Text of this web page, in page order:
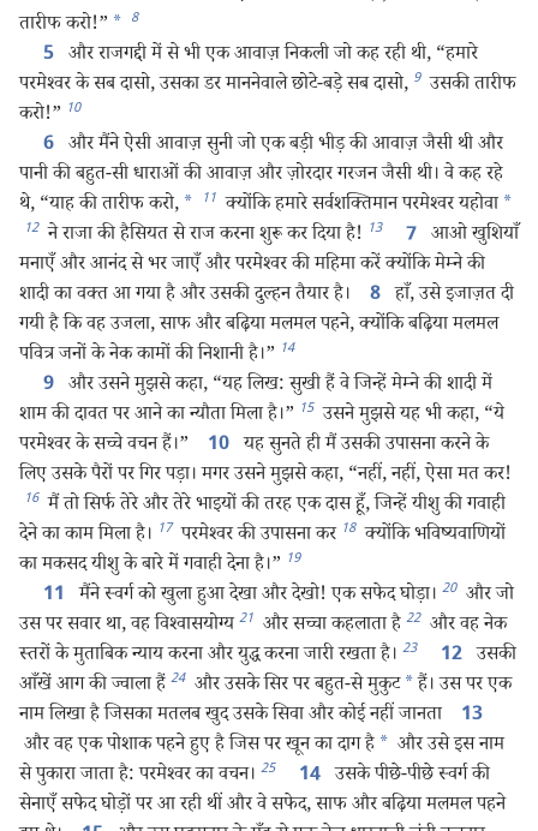
तारीफ करो!” * 8
5 और राजगद्दी में से भी एक आवाज़ निकली जो कह रही थी, “हमारे
परमेश्‍वर के सब दासो, उसका डर माननेवाले छोटे-बड़े सब दासो, 9 उसकी तारीफ
करो!” 10
6 और मैंने ऐसी आवाज़ सुनी जो एक बड़ी भीड़ की आवाज़ जैसी थी और
पानी की बहुत-सी धाराओं की आवाज़ और ज़ोरदार गरजन जैसी थी। वे कह रहे
थे, “याह की तारीफ करो, * 11 क्योंकि हमारे सर्वशक्‍तिमान परमेश्‍वर यहोवा *
12 ने राजा की हैसियत से राज करना शुरू कर दिया है! 13 7 आओ खुशियाँ
मनाएँ और आनंद से भर जाएँ और परमेश्‍वर की महिमा करें क्योंकि मेम्ने की
शादी का वक्‍त आ गया है और उसकी दुल्हन तैयार है।
8 हाँ, उसे इजाज़त दी
गयी है कि वह उजला, साफ और बढ़िया मलमल पहने, क्योंकि बढ़िया मलमल
पवित्र जनों के नेक कामों की निशानी है।” 14
9 और उसने मुझसे कहा, “यह लिख: सुखी हैं वे जिन्हें मेम्ने की शादी में
शाम की दावत पर आने का न्यौता मिला है।” 15 उसने मुझसे यह भी कहा, “ये
परमेश्‍वर के सच्चे वचन हैं।”
10 यह सुनते ही मैं उसकी उपासना करने के
लिए उसके पैरों पर गिर पड़ा। मगर उसने मुझसे कहा, “नहीं, नहीं, ऐसा मत कर!
16 मैं तो सिर्फ तेरे और तेरे भाइयों की तरह एक दास हूँ, जिन्हें यीशु की गवाही
देने का काम मिला है। 17 परमेश्‍वर की उपासना कर 18 क्योंकि भविष्यवाणियों
का मकसद यीशु के बारे में गवाही देना है।” 19
11 मैंने स्वर्ग को खुला हुआ देखा और देखो! एक सफेद घोड़ा। 20 और जो
उस पर सवार था, वह विश्‍वासयोग्य 21 और सच्चा कहलाता है 22 और वह नेक
स्तरों के मुताबिक न्याय करना और युद्ध करना जारी रखता है। 23 12 उसकी
आँखें आग की ज्वाला हैं 24 और उसके सिर पर बहुत-से मुकुट *हैं। उस पर एक
नाम लिखा है जिसका मतलब खुद उसके सिवा और कोई नहीं जानता
13
और वह एक पोशाक पहने हुए है जिस पर खून का दाग है * और उसे इस नाम
से पुकारा जाता है: परमेश्‍वर का वचन। 25 14 उसके पीछे-पीछे स्वर्ग की
सेनाएँ सफेद घोड़ों पर आ रही थीं और वे सफेद, साफ और बढ़िया मलमल पहने